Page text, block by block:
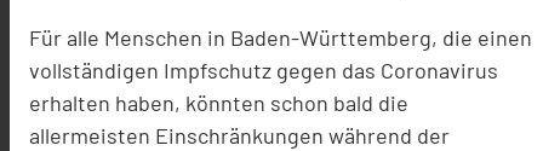
Für alle Menschen in Baden-Württemberg, die einen
vollständigen Impfschutz gegen das Coronavirus
erhalten haben, könnten schon bald die
allermeisten Einschränkungen während der